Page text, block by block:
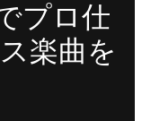
プロ仕
楽曲を